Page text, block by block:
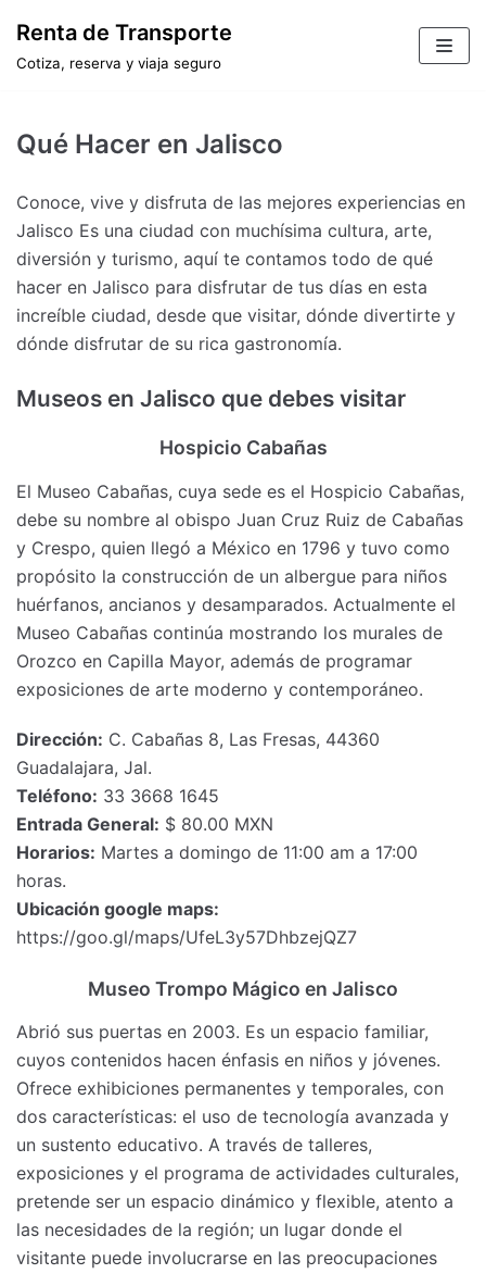
Saltar
al
Renta de Transporte
Cotiza, reserva y viaja seguro
Qué Hacer en Jalisco
Conoce, vive y disfruta de las mejores experiencias en
Jalisco Es una ciudad con muchísima cultura, arte,
diversión y turismo, aquí te contamos todo de qué
hacer en Jalisco para disfrutar de tus días en esta
increíble ciudad, desde que visitar, dónde divertirte y
dónde disfrutar de su rica gastronomía.
Museos en Jalisco que debes visitar
Hospicio Cabañas
El Museo Cabañas, cuya sede es el Hospicio Cabañas,
debe su nombre al obispo Juan Cruz Ruiz de Cabañas
y Crespo, quien llegó a México en 1796 y tuvo como
propósito la construcción de un albergue para niños
huérfanos, ancianos y desamparados. Actualmente el
Museo Cabañas continúa mostrando los murales de
Orozco en Capilla Mayor, además de programar
exposiciones de arte moderno y contemporáneo.
Dirección: C. Cabañas 8, Las Fresas, 44360
Guadalajara, Jal.
Teléfono: 33 3668 1645
Entrada General: $ 80.00 MXN
Horarios: Martes a domingo de 11:00 am a 17:00
horas.
Ubicación google maps:
https://goo.gl/maps/UfeL3y57DhbzejQZ7
Museo Trompo Mágico en Jalisco
Abrió sus puertas en 2003. Es un espacio familiar,
cuyos contenidos hacen énfasis en niños y jóvenes.
Ofrece exhibiciones permanentes y temporales, con
dos características: el uso de tecnología avanzada y
un sustento educativo. A través de talleres,
exposiciones y el programa de actividades culturales,
pretende ser un espacio dinámico y flexible, atento a
las necesidades de la región; un lugar donde el
visitante puede involucrarse en las preocupaciones